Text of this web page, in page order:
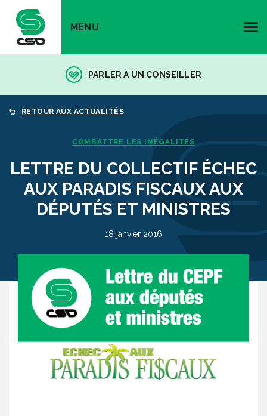
MENU
PARLER À UN CONSEILLER
RETOUR AUX ACTUALITÉS
COMBATTRE LES INÉGALITÉS
LETTRE DU COLLECTIF ÉCHEC
AUX PARADIS FISCAUX AUX
DÉPUTÉS ET MINISTRES
18 janvier 2016